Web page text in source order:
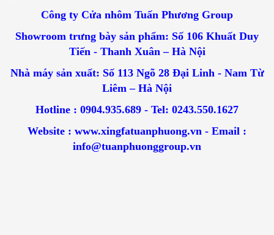
Công ty Cửa nhôm Tuấn Phương Group
Showroom trưng bày sản phẩm: Số 106 Khuất Duy
Tiến - Thanh Xuân – Hà Nội
Nhà máy sản xuất: Số 113 Ngõ 28 Đại Linh - Nam Từ
Liêm – Hà Nội
Hotline : 0904.935.689 - Tel: 0243.550.1627
Website : www.xingfatuanphuong.vn - Email :
info@tuanphuonggroup.vn